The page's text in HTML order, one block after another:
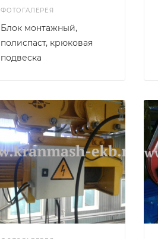
ФОТОГАЛЕРЕЯ
Блок монтажный,
полиспаст, крюковая
подвеска